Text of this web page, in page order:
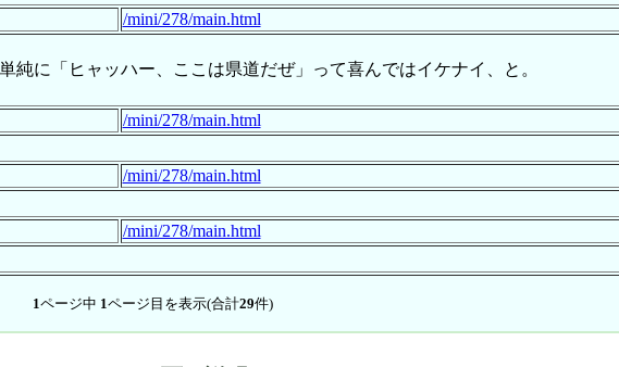
/mini/278/main.html
に「ヒャッハー、ここは県道だぜ」って喜んではイケナイ、と。
/mini/278/main.html
/mini/278/main.html
/mini/278/main.html
1ページ中 1ページ目を表示(合計29件)